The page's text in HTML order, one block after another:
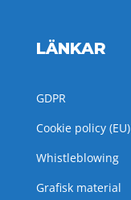
LÄNKAR
GDPR
Cookie policy (EU)
Whistleblowing
Grafisk material